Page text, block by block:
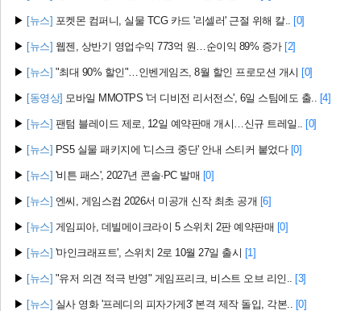
▶ [뉴스] 포켓몬 컴퍼니, 실물 TCG 카드 '리셀러' 근절 위해 칼.. [0]
▶ [뉴스] 웹젠, 상반기 영업수익 773억 원…순이익 89% 증가 [2]
▶ [뉴스] "최대 90% 할인"…인벤게임즈, 8월 할인 프로모션 개시 [0]
▶ [동영상] 모바일 MMOTPS '더 디비전 리서전스', 6일 스팀에도 출.. [4]
▶ [뉴스] 팬텀 블레이드 제로, 12일 예약판매 개시…신규 트레일.. [0]
▶ [뉴스] PS5 실물 패키지에 '디스크 중단' 안내 스티커 붙었다 [0]
▶ [뉴스] '비튼 패스', 2027년 콘솔·PC 발매 [0]
▶ [뉴스] 엔씨, 게임스컴 2026서 미공개 신작 최초 공개 [6]
▶ [뉴스] 게임피아, 데빌메이크라이 5 스위치 2판 예약판매 [0]
▶ [뉴스] '마인크래프트', 스위치 2로 10월 27일 출시 [1]
▶ [뉴스] "유저 의견 적극 반영" 게임프리크, 비스트 오브 리인.. [3]
▶ [뉴스] 실사 영화 '프레디의 피자가게3' 본격 제작 돌입, 각본.. [0]